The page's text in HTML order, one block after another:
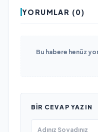
YORUMLAR (0)
Bu habere henüz
BIR CEVAP YAZIN